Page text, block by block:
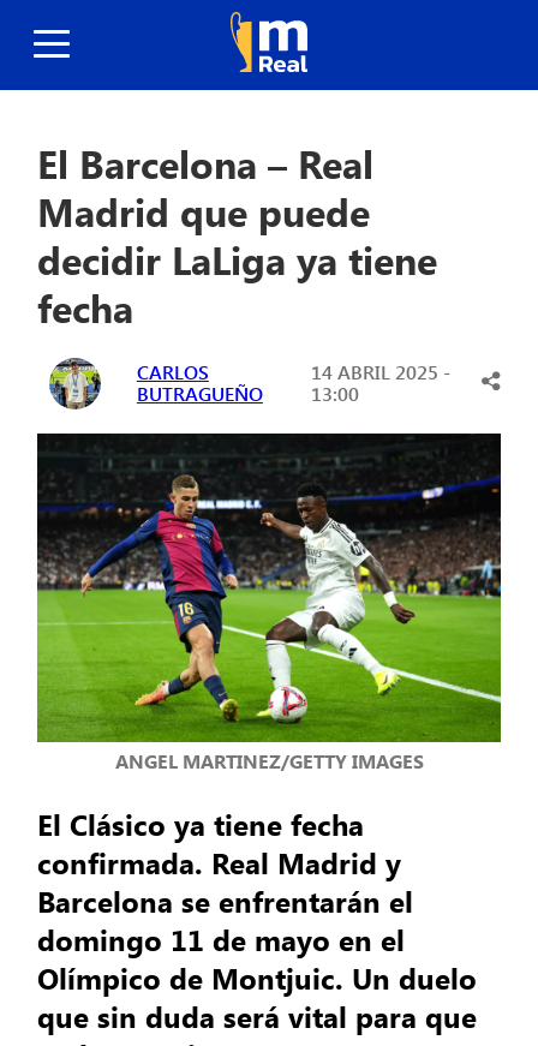
El Barcelona – Real
Madrid que puede
decidir LaLiga ya tiene
fecha
CARLOS
BUTRAGUEÑO
14 ABRIL 2025 -
13:00
ANGEL MARTINEZ/GETTY IMAGES
El Clásico ya tiene fecha
confirmada. Real Madrid y
Barcelona se enfrentarán el
domingo 11 de mayo en el
Olímpico de Montjuic. Un duelo
que sin duda será vital para que